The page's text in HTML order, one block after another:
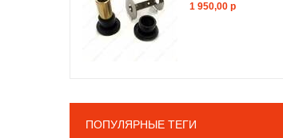
1 950,00 р
ПОПУЛЯРНЫЕ ТЕГИ